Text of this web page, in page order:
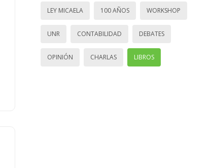
LEY MICAELA 100 AÑOS WORKSHOP
UNR CONTABILIDAD DEBATES
OPINIÓN CHARLAS LIBROS